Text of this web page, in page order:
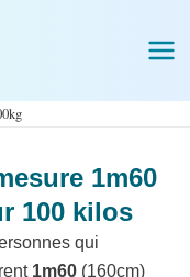
1m60
100 kilos
qui
1m60 (160cm)